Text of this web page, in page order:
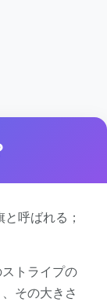
呼ばれる；
トライプの
その大きさ